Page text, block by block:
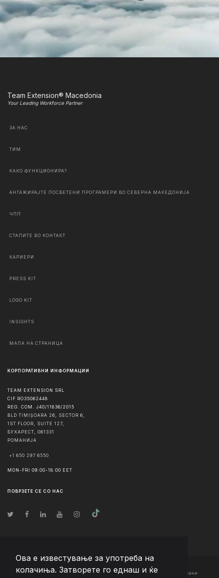
Ова е известување за употреба на
колачиња. Затворете го еднаш и ќе
Team Extension® Macedonia
Your Leading Workforce Partner
ЗА НАС
ТИМ
КАКО ФУНКЦИОНИРА?
АНГАЖИРАЈТЕ ПОСВЕТЕНИ ПРОГРАМЕРИ ВО СЕВЕРНА МАКЕДОНИЈА
ЧПП
СТАПИТЕ ВО КОНТАКТ
КАРИЕРИ
PRESS KIT
LOGO KIT
INSIGHTS
МАПА НА СТРАНИЦА
КОРПОРАТИВНИ ИНФОРМАЦИИ
TEAM EXTENSION SRL
CIF RO35062448
REG. COM. J40/11836/2015
BLD TIMIȘOARA 26, SECTOR 6,
1ST FLOOR, SUITE 127,
БУХАРЕСТ
061331
РОМАНИЈА
+1 650 297 6550
MON-FRI 09:00-18:00 EET
ПОВРЗЕТЕ СЕ СО НАС
© Авторско право2026 Team Extension Macedonia - Сите права задржани